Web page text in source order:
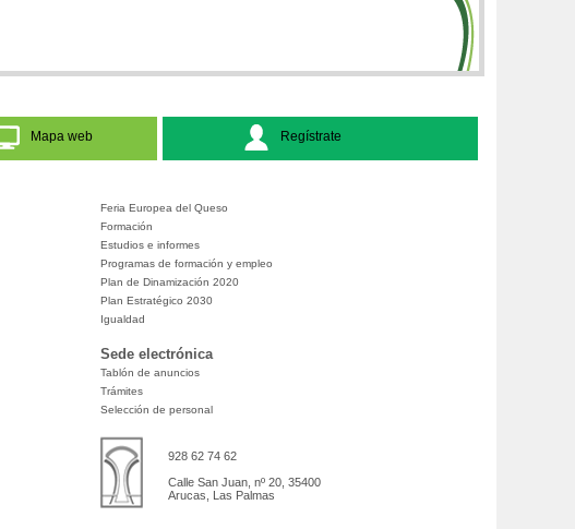
Mapa web Regístrate
Feria Europea del Queso
Formación
Estudios e informes
Programas de formación y empleo
Plan de Dinamización 2020
Plan Estratégico 2030
Igualdad
Sede electrónica
Tablón de anuncios
Trámites
Selección de personal
928 62 74 62
Calle San Juan, nº 20, 35400
Arucas, Las Palmas